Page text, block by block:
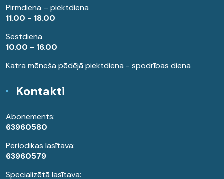
Pirmdiena – piektdiena
11.00 - 18.00
Sestdiena
10.00 - 16.00
Katra mēneša pēdējā piektdiena - spodrības diena
Kontakti
Abonements:
63960580
Periodikas lasītava:
63960579
Specializētā lasītava: